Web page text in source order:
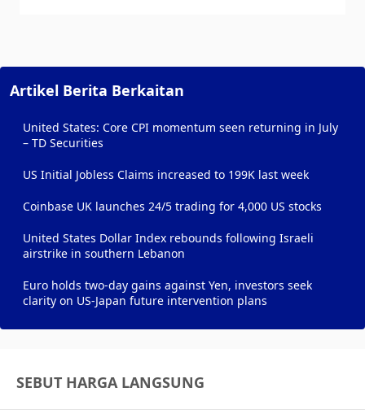
Artikel Berita Berkaitan
United States: Core CPI momentum seen returning in July
– TD Securities
US Initial Jobless Claims increased to 199K last week
Coinbase UK launches 24/5 trading for 4,000 US stocks
United States Dollar Index rebounds following Israeli
airstrike in southern Lebanon
Euro holds two-day gains against Yen, investors seek
clarity on US-Japan future intervention plans
SEBUT HARGA LANGSUNG